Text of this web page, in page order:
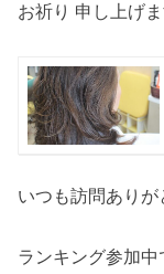
お祈り 申し上げま
いつも訪問ありが
ランキング参加中